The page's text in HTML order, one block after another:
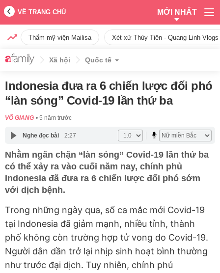
VỀ TRANG CHỦ MỚI NHẤT
Thẩm mỹ viện Mailisa Xét xử Thùy Tiên - Quang Linh
Xã hội Quốc tế
Indonesia đưa ra 6 chiến lược đối phó
“làn sóng” Covid-19 lần thứ ba
VÕ GIANG 5 năm trước
Nghe đọc bài 2:27
Nhằm ngăn chặn “làn sóng” Covid-19 lần thứ ba
có thể xảy ra vào cuối năm nay, chính phủ
Indonesia đã đưa ra 6 chiến lược đối phó sớm
với dịch bệnh.
Trong những ngày qua, số ca mắc mới Covid-19
tại Indonesia đã giảm mạnh, nhiều tỉnh, thành
phố không còn trường hợp tử vong do Covid-19.
Người dân dần trở lại nhịp sinh hoạt bình thường
như trước đại dịch. Tuy nhiên, chính phủ